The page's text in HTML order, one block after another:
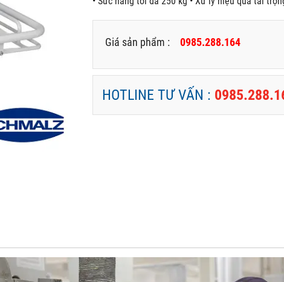
Giá sản phẩm : 0985.288.164
HOTLINE TƯ VẤN :